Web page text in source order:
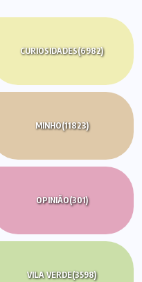
CURIOSIDADES(6982)
MINHO(11823)
OPINIÃO(301)
VILA VERDE(3598)